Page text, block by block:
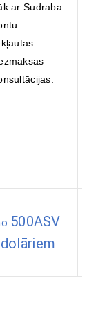
ar Sudraba
500ASV
dolāriem